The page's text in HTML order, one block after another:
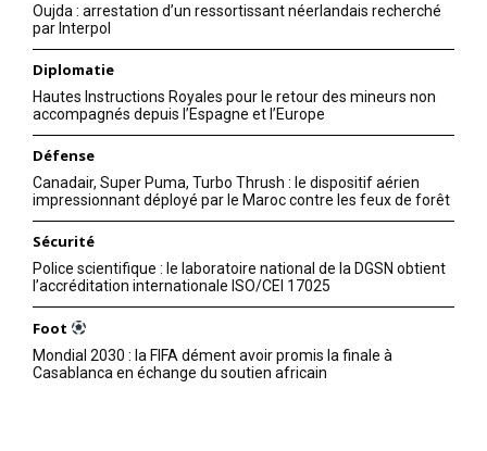
Oujda : arrestation d’un ressortissant néerlandais recherché
par Interpol
Diplomatie
Hautes Instructions Royales pour le retour des mineurs non
accompagnés depuis l’Espagne et l’Europe
Défense
Canadair, Super Puma, Turbo Thrush : le dispositif aérien
impressionnant déployé par le Maroc contre les feux de forêt
Sécurité
Police scientifique : le laboratoire national de la DGSN obtient
l’accréditation internationale ISO/CEI 17025
Foot
Mondial 2030 : la FIFA dément avoir promis la finale à
Casablanca en échange du soutien africain